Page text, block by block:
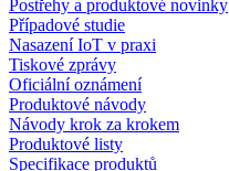
Postřehy a produktové novinky
Případové studie
Nasazení IoT v praxi
Tiskové zprávy
Oficiální oznámení
Produktové návody
Návody krok za krokem
Produktové listy
Specifikace produktů